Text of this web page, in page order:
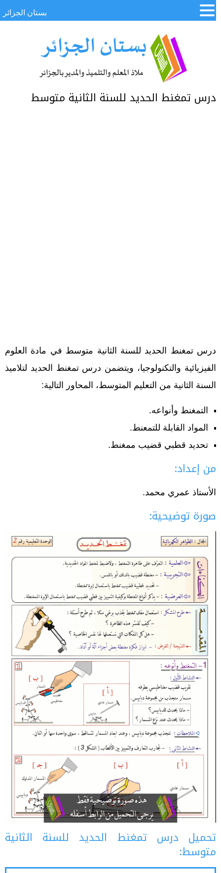
درس تمغنط الحديد للسنة الثانية متوسط
درس تمغنط الحديد للسنة الثانية متوسط في مادة العلوم
الفيزيائية والتكنولوجيا، ويتضمن درس تمغنط الحديد لتلاميذ
السنة الثانية من التعليم المتوسط، المحاور التالية:
التمغنط وأنواعه.
المواد القابلة للتمعنط.
تحديد قطبي قضيب ممغنط.
من إعداد:
الأستاذ عمري محمد.
صورة توضيحية:
تحميل درس تمغنط الحديد للسنة الثانية
متوسط:
بستان الجزائر